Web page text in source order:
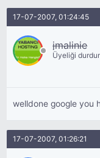
17-07-2007, 01:24:45
jmalinie
Üyeliği
welldone google you
17-07-2007, 01:26:21